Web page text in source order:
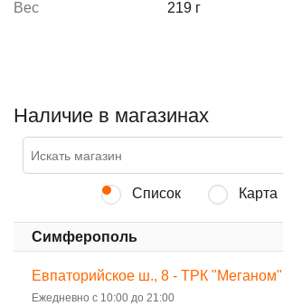
Вес
219 г
Наличие в магазинах
Список Карта
Симферополь
Евпаторийское ш., 8 - ТРК "Меганом"
Ежедневно с 10:00 до 21:00